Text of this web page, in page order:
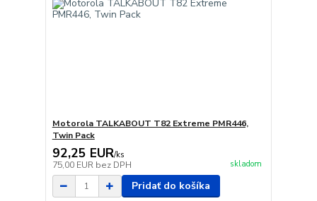
Motorola TALKABOUT T82 Extreme PMR446,
Twin Pack
92,25 EUR/ks
75,00 EUR bez DPH skladom
Pridať do košíka